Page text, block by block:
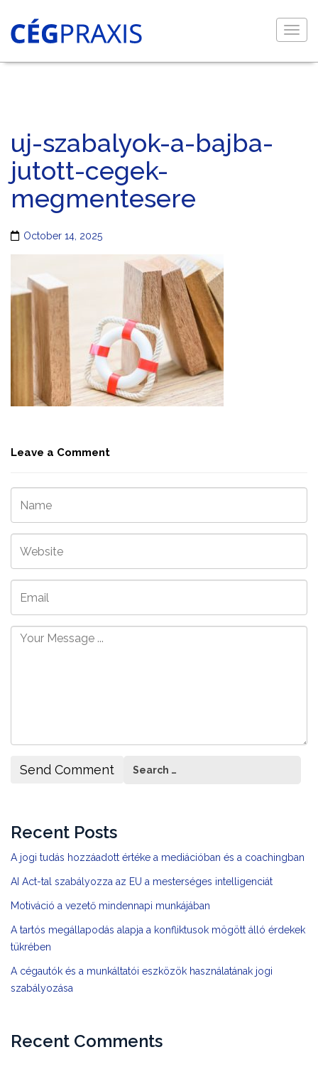
uj-szabalyok-a-bajba-
jutott-cegek-
megmentesere
October 14, 2025
Leave a Comment
Recent Posts
A jogi tudás hozzáadott értéke a mediációban és a coachingban
AI Act-tal szabályozza az EU a mesterséges intelligenciát
Motiváció a vezető mindennapi munkájában
A tartós megállapodás alapja a konfliktusok mögött álló érdekek
tükrében
A cégautók és a munkáltatói eszközök használatának jogi
szabályozása
Recent Comments